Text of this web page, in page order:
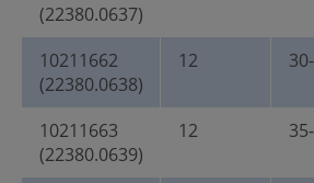
(22380.0637)
10211662
(22380.0638)
12
10211663
(22380.0639)
12